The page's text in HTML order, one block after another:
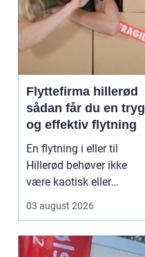
Flyttefirma hillerød
sådan får du en tryg
og effektiv flytning
En flytning i eller til
Hillerød behøver ikke
være kaotisk eller
rette planlægning og et
Hillerød kan
du spare
03 august 2026